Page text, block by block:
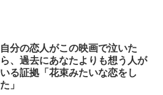
自分の恋人がこの映画で泣いた
ら、過去にあなたよりも想う人が
いる証拠「花束みたいな恋をし
た」